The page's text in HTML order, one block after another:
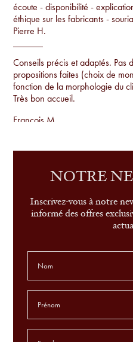
écoute - disponibilité -
éthique sur les fabricants -
Pierre H.
Conseils précis et adaptés. Pas
propositions faites (choix de
fonction de la morphologie du
Très bon accueil.
Francois M.
Conseils par rapport à la
examen de la vue sur place.
Sandrine G.
le conseil, le service et très
Leonor P.
L'aide du choix des lunettes
ça avant. je suis COMBLÉ !
NOTRE
Inscrivez-vous à notre
informé des offres